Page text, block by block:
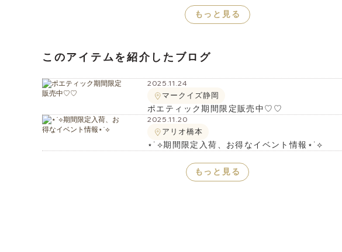
もっと見る
このアイテムを紹介したブログ
2025.11.24
マークイズ静岡
ポエティック期間限定販売中♡♡
2025.11.20
アリオ橋本
⋆˙⟡期間限定入荷、お得なイベント情報⋆˙⟡
もっと見る